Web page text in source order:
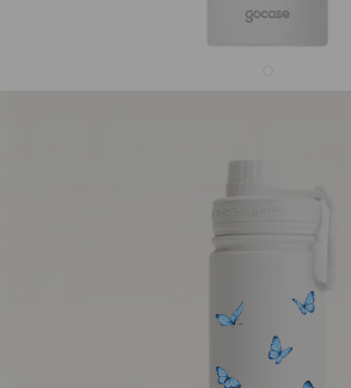
Garrafa Térmica Fresh + Ebook -
Garrafa Térmica Fresh a partir de
conservação térmica e estampas